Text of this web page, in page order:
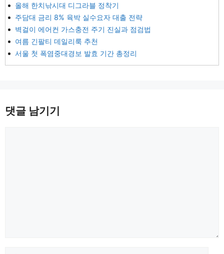
올해 한치낚시대 디그라블 정착기
주담대 금리 8% 육박 실수요자 대출 전략
벽걸이 에어컨 가스충전 주기 진실과 점검법
여름 긴팔티 데일리룩 추천
서울 첫 폭염중대경보 발효 기간 총정리
댓글 남기기